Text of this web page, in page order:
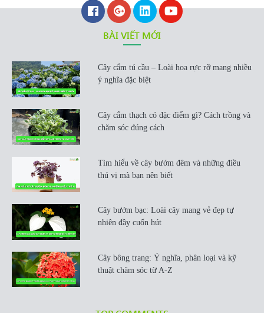
BÀI VIẾT MỚI
Cây cẩm tú cầu – Loài hoa rực rỡ mang nhiều
ý nghĩa đặc biệt
Cây cẩm thạch có đặc điểm gì? Cách trồng và
chăm sóc đúng cách
Tìm hiểu về cây bướm đêm và những điều
thú vị mà bạn nên biết
Cây bướm bạc: Loài cây mang vẻ đẹp tự
nhiên đầy cuốn hút
Cây bông trang: Ý nghĩa, phân loại và kỹ
thuật chăm sóc từ A-Z